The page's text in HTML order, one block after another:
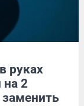
руках
на 2